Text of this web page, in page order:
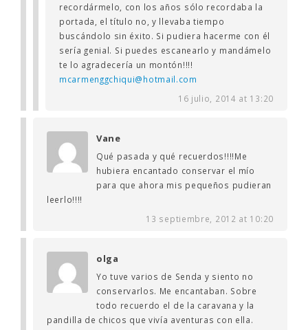
recordármelo, con los años sólo recordaba la
portada, el título no, y llevaba tiempo
buscándolo sin éxito. Si pudiera hacerme con él
sería genial. Si puedes escanearlo y mandámelo
te lo agradecería un montón!!!!
mcarmenggchiqui@hotmail.com
16 julio, 2014 at 13:20
Vane
Qué pasada y qué recuerdos!!!!Me
hubiera encantado conservar el mío
para que ahora mis pequeños pudieran
leerlo!!!!
13 septiembre, 2012 at 10:20
olga
Yo tuve varios de Senda y siento no
conservarlos. Me encantaban. Sobre
todo recuerdo el de la caravana y la
pandilla de chicos que vivía aventuras con ella.